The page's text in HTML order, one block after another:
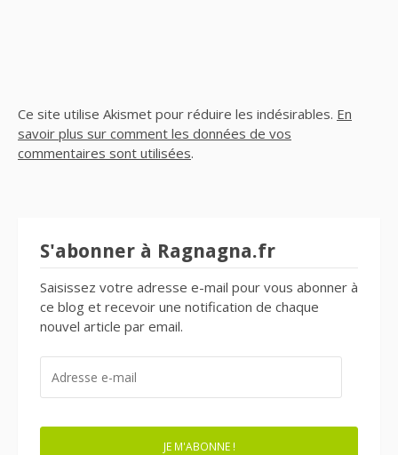
Ce site utilise Akismet pour réduire les indésirables. En
savoir plus sur comment les données de vos
commentaires sont utilisées.
S'abonner à Ragnagna.fr
Saisissez votre adresse e-mail pour vous abonner à
ce blog et recevoir une notification de chaque
nouvel article par email.
MAIL
JE M'ABONNE !